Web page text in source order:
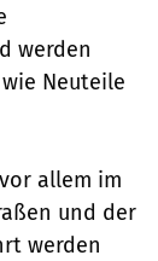
werden
Neuteile
allem im
und der
werden